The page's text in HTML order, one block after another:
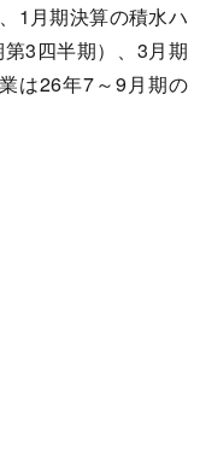
1月期決算の積水ハ
3四半期）、3月期
は26年7～9月期の